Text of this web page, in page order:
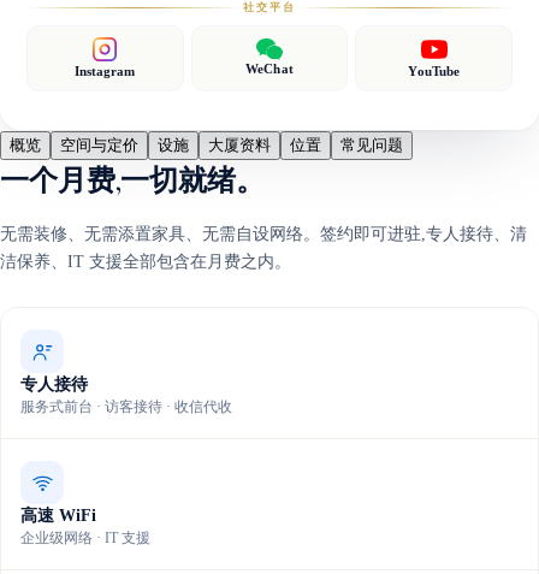
社交平台
Instagram WeChat YouTube
概览 空间与定价 设施 大厦资料 位置 常见问题
一个月费,一切就绪。
无需装修、无需添置家具、无需自设网络。签约即可进驻,专人接待、清
洁保养、IT 支援全部包含在月费之内。
专人接待
服务式前台 · 访客接待 · 收信代收
高速 WiFi
企业级网络 · IT 支援